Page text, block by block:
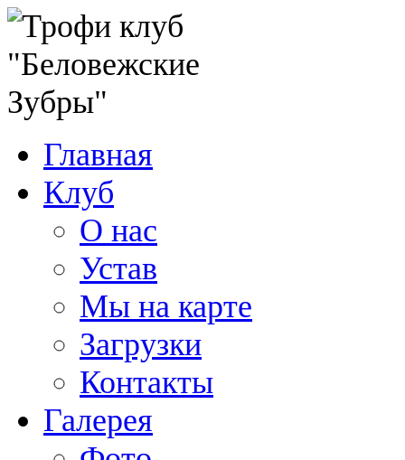
Главная
Клуб
О нас
Устав
Мы на карте
Загрузки
Контакты
Галерея